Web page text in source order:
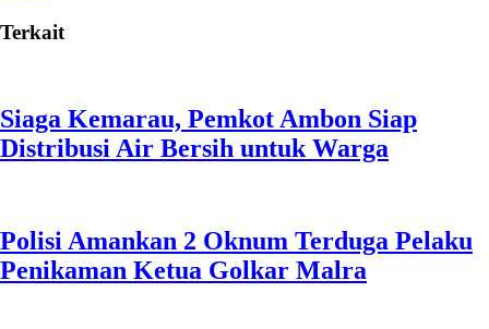
Terkait
Siaga Kemarau, Pemkot Ambon Siap
Distribusi Air Bersih untuk Warga
Polisi Amankan 2 Oknum Terduga Pelaku
Penikaman Ketua Golkar Malra